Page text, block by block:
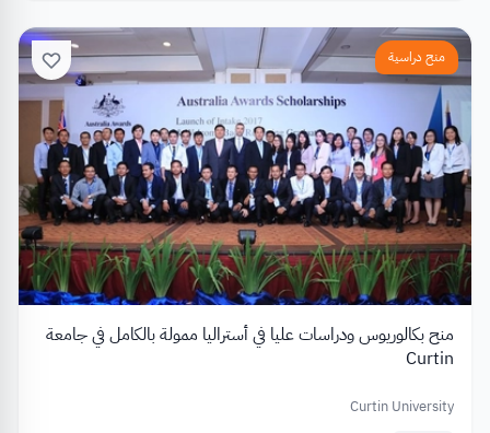
منح دراسية
منح بكالوريوس ودراسات عليا في أستراليا ممولة بالكامل في جامعة
Curtin
Curtin University